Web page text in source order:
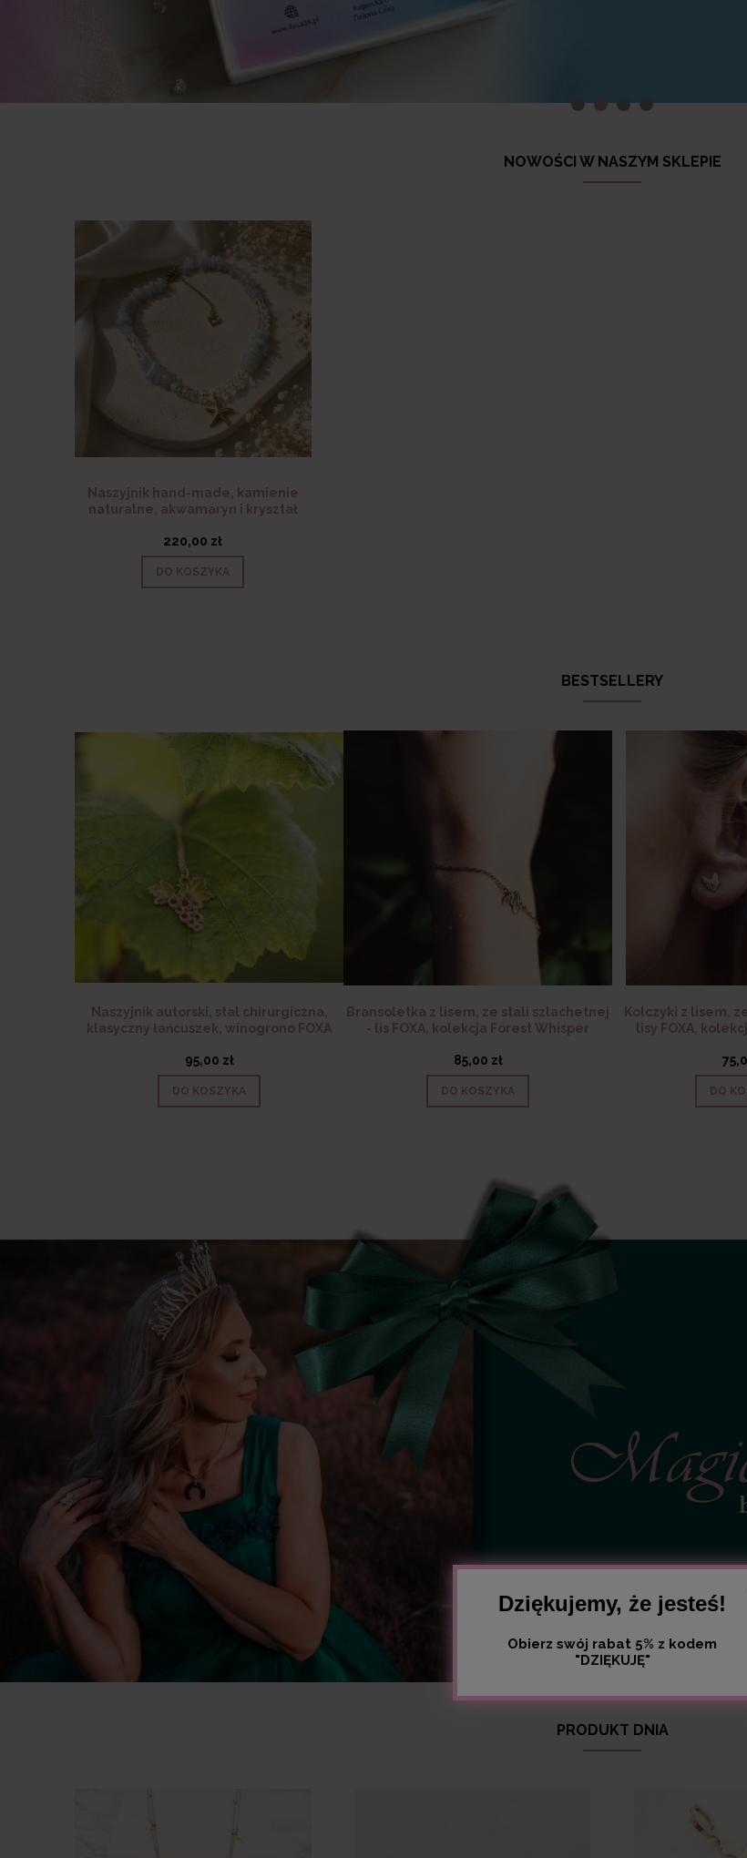
Dziękujemy, że jesteś!
Obierz swój rabat 5% z kodem
"DZIĘKUJĘ"
NOWOŚCI W NASZYM SKLEPIE
Naszyjnik hand-made, kamienie
naturalne, akwamaryn i kryształ
220,00 zł
DO KOSZYKA
BESTSELLERY
Naszyjnik autorski, stal chirurgiczna,
klasyczny łańcuszek, winogrono FOXA
95,00 zł
DO KOSZYKA
Bransoletka z lisem, ze stali szlachetnej
- lis FOXA, kolekcja Forest Whisper
85,00 zł
DO KOSZYKA
Kolczyki z lisem,
lisy FOXA,
DO
PRODUKT DNIA